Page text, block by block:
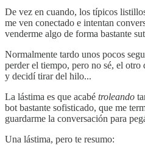
De vez en cuando, los típicos
me ven conectado e intentan
venderme algo de forma bastante
Normalmente tardo unos pocos
perder el tiempo, pero no sé, el
y decidí tirar del hilo...
La lástima es que acabé troleando
bot bastante sofisticado, que me
guardarme la conversación para
Una lástima, pero te resumo: